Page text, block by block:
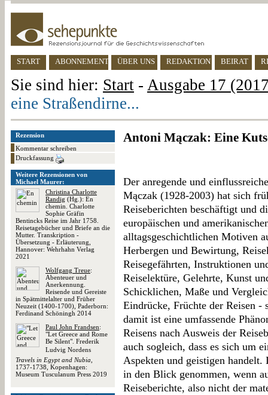
START ABONNEMENT ÜBER UNS REDAKTION BEIRAT
Sie sind hier: Start - Ausgabe 17
eine Straßendirne...
Rezension
Kommentar schreiben
Druckfassung
Weitere Rezensionen von
Michael Maurer:
Christina Charlotte
Randig (Hg.): En
chemin. Charlotte
Sophie Gräfin
Bentincks Reise im Jahr 1758.
Reisetagebücher und Briefe an die
Mutter. Transkription -
Übersetzung - Erläuterung,
Hannover: Wehrhahn Verlag
2021
Wolfgang Treue:
Abenteuer und
Anerkennung.
Reisende und Gereiste
in Spätmittelalter und Früher
Neuzeit (1400-1700), Paderborn:
Ferdinand Schöningh 2014
Paul John Frandsen:
"Let Greece and Rome
Be Silent". Frederik
Ludvig Nordens
Travels in Egypt and Nubia
1737-1738, Kopenhagen:
Museum Tusculanum Press 2019
Antoni Mączak: Eine
Der anregende und
Mączak (1928-2003) hat sich
Reiseberichten beschäftigt und
europäischen und
alltagsgeschichtlichen Motiven
Herbergen und Bewirtung,
Reisegefährten, Instruktionen
Reiselektüre, Gelehrte, Kunst
Schicklichen, Maße und
Eindrücke, Früchte der Reisen
damit ist eine umfassende
Reisens nach Ausweis der
auch sogleich, dass es sich um
Aspekten und geistigen
in den Blick genommen, wenn
Reiseberichte, also nicht der